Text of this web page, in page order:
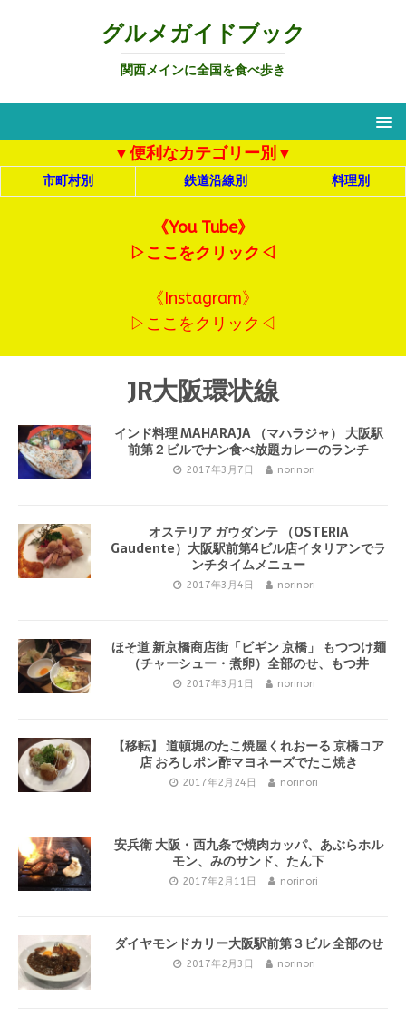
グルメガイドブック
関西メインに全国を食べ歩き
▼便利なカテゴリー別▼
市町村別 鉄道沿線別 料理別
《You Tube》
▷ここをクリック◁
《Instagram》
▷ここをクリック◁
JR大阪環状線
インド料理 MAHARAJA （マハラジャ） 大阪駅
前第２ビルでナン食べ放題カレーのランチ
2017年3月7日 norinori
オステリア ガウダンテ （OSTERIA
Gaudente）大阪駅前第4ビル店イタリアンでラ
ンチタイムメニュー
2017年3月4日 norinori
ほそ道 新京橋商店街「ビギン 京橋」 もつつけ麺
（チャーシュー・煮卵）全部のせ、もつ丼
2017年3月1日 norinori
【移転】 道頓堀のたこ焼屋くれおーる 京橋コア
店 おろしポン酢マヨネーズでたこ焼き
2017年2月24日 norinori
安兵衛 大阪・西九条で焼肉カッパ、あぶらホル
モン、みのサンド、たん下
2017年2月11日 norinori
ダイヤモンドカリー大阪駅前第３ビル 全部のせ
2017年2月3日 norinori